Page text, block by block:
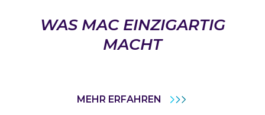
WAS MAC EINZIGARTIG
MACHT
MEHR ERFAHREN